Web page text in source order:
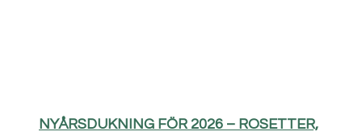
NYÅRSDUKNING FÖR 2026 – ROSETTER,